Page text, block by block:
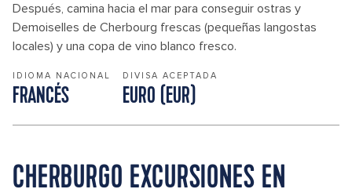
Después, camina hacia el mar para conseguir ostras y
Demoiselles de Cherbourg frescas (pequeñas langostas
locales) y una copa de vino blanco fresco.
IDIOMA NACIONAL
FRANCÉS
DIVISA ACEPTADA
EURO (EUR)
CHERBURGO EXCURSIONES EN